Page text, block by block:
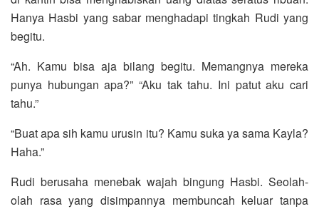
Hanya Hasbi yang sabar menghadapi tingkah Rudi yang
begitu.
“Ah. Kamu bisa aja bilang begitu. Memangnya mereka
punya hubungan apa?” “Aku tak tahu. Ini patut aku cari
tahu.”
“Buat apa sih kamu urusin itu? Kamu suka ya sama Kayla?
Haha.”
Rudi berusaha menebak wajah bingung Hasbi. Seolah-
olah rasa yang disimpannya membuncah keluar tanpa